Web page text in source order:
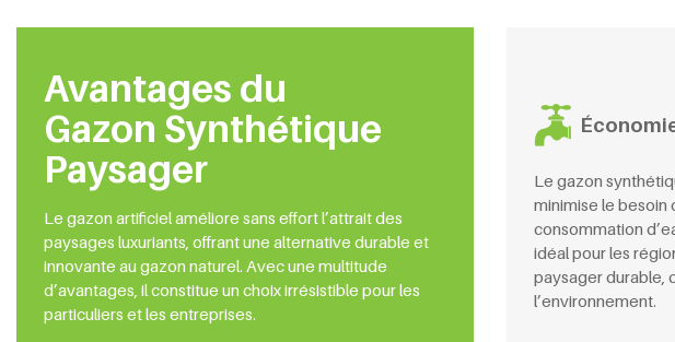
Avantages du
Gazon Synthétique
Paysager
Le gazon artificiel améliore sans effort l’attrait des
paysages luxuriants, offrant une alternative durable et
innovante au gazon naturel. Avec une multitude
d’avantages, il constitue un choix irrésistible pour les
particuliers et les entreprises.
Le gazon
minimise le besoin
consommation
idéal pour les
paysager durable,
l’environnement.